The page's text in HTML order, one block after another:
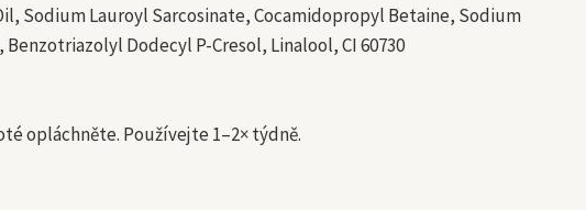
Sodium Lauroyl Sarcosinate, Cocamidopropyl Betaine, Sodium
Dodecyl P-Cresol, Linalool, CI 60730
opláchněte. Používejte 1–2× týdně.